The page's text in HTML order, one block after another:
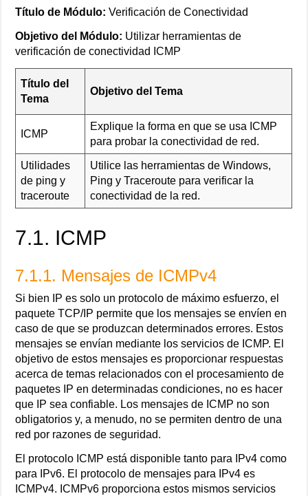
Título de Módulo: Verificación de Conectividad
Objetivo del Módulo: Utilizar herramientas de
verificación de conectividad ICMP
Título del
Tema
Objetivo del Tema
ICMP
Explique la forma en que se usa ICMP
para probar la conectividad de red.
Utilidades
de ping y
traceroute
Utilice las herramientas de Windows,
Ping y Traceroute para verificar la
conectividad de la red.
7.1. ICMP
7.1.1. Mensajes de ICMPv4
Si bien IP es solo un protocolo de máximo esfuerzo, el
paquete TCP/IP permite que los mensajes se envíen en
caso de que se produzcan determinados errores. Estos
mensajes se envían mediante los servicios de ICMP. El
objetivo de estos mensajes es proporcionar respuestas
acerca de temas relacionados con el procesamiento de
paquetes IP en determinadas condiciones, no es hacer
que IP sea confiable. Los mensajes de ICMP no son
obligatorios y, a menudo, no se permiten dentro de una
red por razones de seguridad.
El protocolo ICMP está disponible tanto para IPv4 como
para IPv6. El protocolo de mensajes para IPv4 es
ICMPv4. ICMPv6 proporciona estos mismos servicios